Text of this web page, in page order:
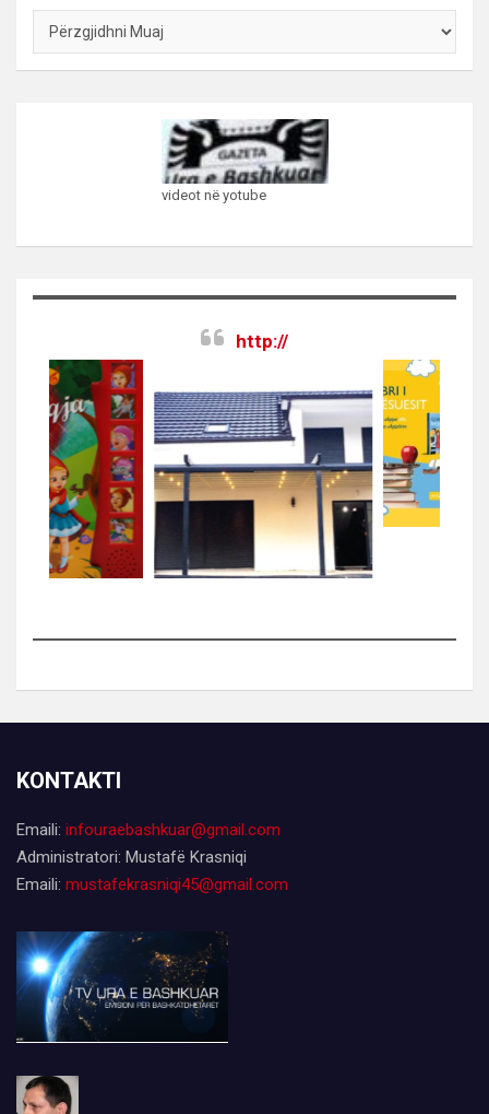
ARKIVI
videot në yotube
http://
KONTAKTI
Emaili: infouraebashkuar@gmail.com
Administratori: Mustafë Krasniqi
Emaili: mustafekrasniqi45@gmail.com